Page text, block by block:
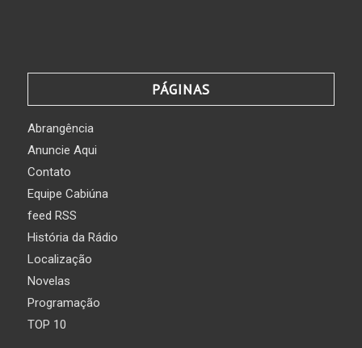
PÁGINAS
Abrangência
Anuncie Aqui
Contato
Equipe Cabiúna
feed RSS
História da Rádio
Localização
Novelas
Programação
TOP 10